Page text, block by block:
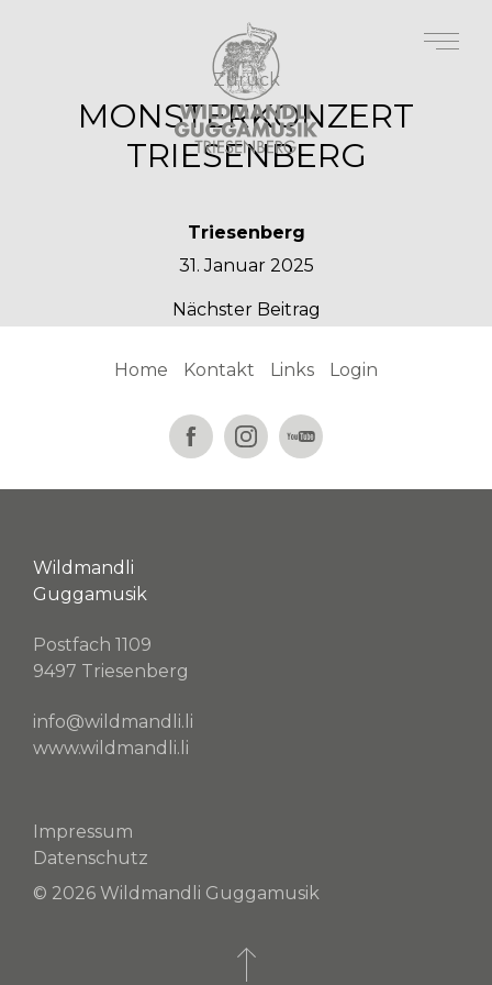
Zurück
MONSTERKONZERT
TRIESENBERG
Triesenberg
31. Januar 2025
Nächster Beitrag
Home Kontakt Links Login
Wildmandli
Guggamusik
Postfach 1109
9497 Triesenberg
info@wildmandli.li
www.wildmandli.li
Impressum
Datenschutz
© 2026 Wildmandli Guggamusik